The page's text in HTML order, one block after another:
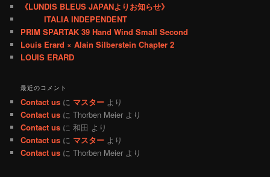
《LUNDIS BLEUS JAPANよりお知らせ》
ITALIA INDEPENDENT
PRIM SPARTAK 39 Hand Wind Small Second
Louis Erard × Alain Silberstein Chapter 2
LOUIS ERARD
最近のコメント
Contact us に マスター より
Contact us にThorben Meier より
Contact us に和田 より
Contact us に マスター より
Contact us にThorben Meier より